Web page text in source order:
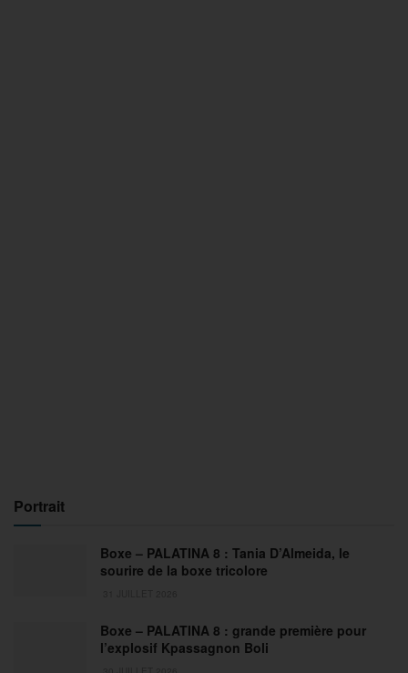
Portrait
Boxe – PALATINA 8 : Tania D’Almeida, le
sourire de la boxe tricolore
Boxe – PALATINA 8 : grande première pour
l’explosif Kpassagnon Boli